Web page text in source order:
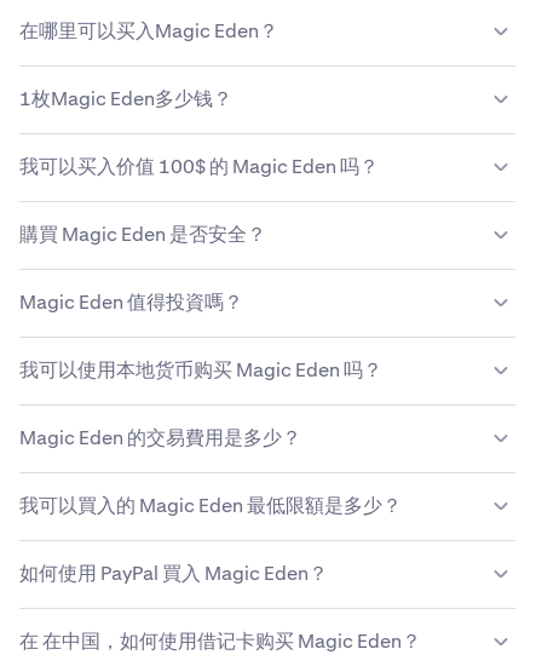
維護。相反，Magic Eden 是由去中心化的電腦節點網絡負
責維護。这种去中心化意味着，Magic Eden 的持有人和用
户可以帮助维护网络。
在哪里可以买入Magic Eden？
选择像Kraken这样可靠的加密货币平台。雖然可以使用幾
種不同的方法買入 Magic Eden，但 Kraken 為用戶提供在
購買 Magic Eden 等加密貨幣時經常追求的安全性、支持及
簡易性。
1枚Magic Eden多少钱？
松放心买入和卖出Magic Eden。
我可以买入价值 100$ 的 Magic Eden 吗？
单。按目前的价格，$100等于1,693.1934ME。
購買 Magic Eden 是否安全？
保你的 Magic Eden 買入訂單安全無虞。然而，雖然
Kraken 提供了一個安全的平台，但市場波動仍然可能會影
響你的 Magic Eden 投資。購買前，你應自行對
Eden 的價格予以 研究 。
Magic Eden 值得投資嗎？
到去中心化背後的長期發展潛能的投資者而言，Magic
Eden 可能是一個值得買入的選擇。
我可以使用本地货币购买 Magic Eden 吗？
歐元 (EUR)、加元 (CAD) 等。如欲取得支援的法定貨幣的完
整清單，請參閱這篇文章。
Magic Eden 的交易費用是多少？
与支付方式而异。了解Kraken的费率结构。
我可以買入的 Magic Eden 最低限額是多少？
Kraken还支持设置定期买入（收取相应手续费），助您持
续、稳定地小额积累Magic Eden。
如何使用 PayPal 買入 Magic Eden？
你的帳戶主頁上選擇「存款」來存入資金。選擇 Magic
在 在中国，如何使用借记卡购买 Magic Eden？